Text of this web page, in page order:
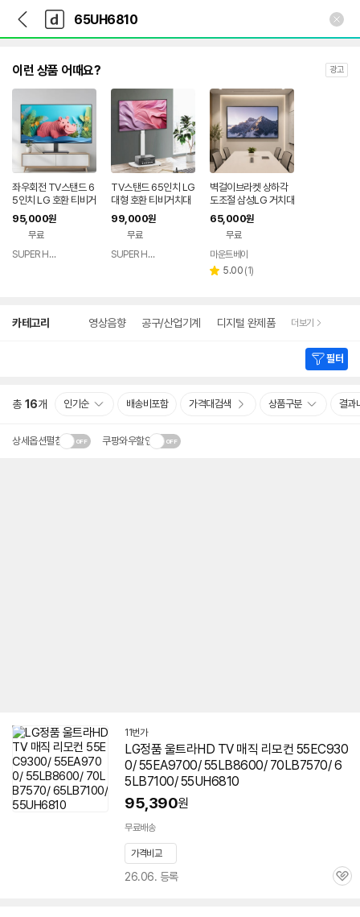
다
나
와
가
다
와
인
이런 상품 어때요? 광고
좌우회전 TV스탠드 6
5인치 LG 호환 티비거
치대 65UH7500 65
UH6880 65UH681
0 65UH6800
95,000원
무료
SUPER HERO
TV스탠드 65인치 LG
대형 호환 티비거치대
65UH7650 65UH7
600 65UH7500 65
UH6880 65UH681
0
99,000원
무료
SUPER HERO
벽걸이브라켓 상하각
도조절 삼성LG 거치대
벽용 65UH6080 65
UH6211 65UH625
0 65UH6800 65U
H6810 65UH6870
호환제품
65,000원
무료
페이
마운트베이
별 5.00 리
(1)
카테고리 영상음향 공구/산업기계 디지털 완제품 더보기
필터
총 16개 인기순 배송비포함 가격대검색 상품구분 결과
상세옵션펼침 쿠팡와우할인
11번가
LG정품 울트라HD TV 매직 리모컨 55EC930
0/ 55EA9700/ 55LB8600/ 70LB7570/ 6
5LB7100/ 55UH6810
95,390원
무료배송
가격비교
26.06. 등록
관